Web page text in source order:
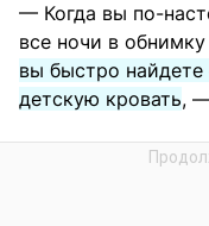
— Когда вы по-
все ночи в
вы быстро найдете
детскую кровать,